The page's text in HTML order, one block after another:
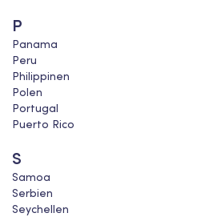
P
Panama
Peru
Philippinen
Polen
Portugal
Puerto Rico
S
Samoa
Serbien
Seychellen